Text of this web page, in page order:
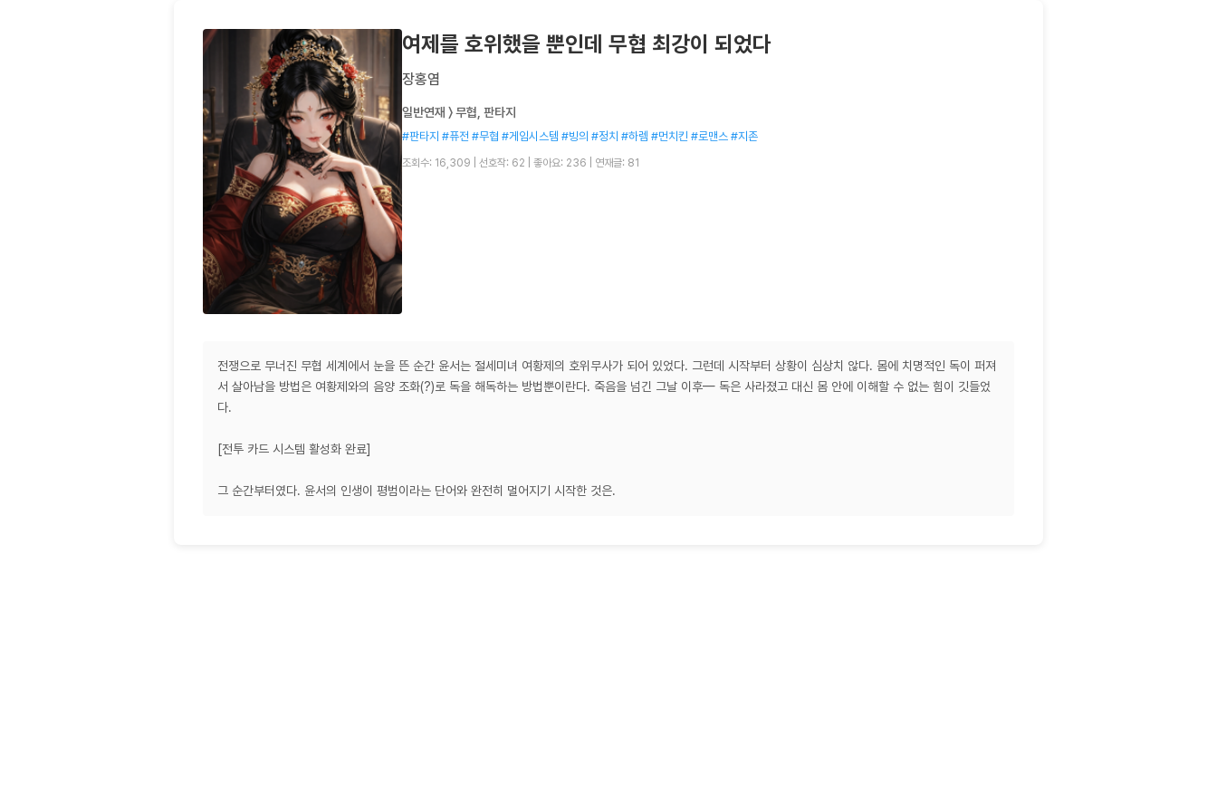
여제를 호위했을 뿐인데 무협 최강이 되었다
장홍염
일반연재 〉 무협, 판타지
#판타지 #퓨전 #무협 #게임시스템 #빙의 #정치 #하렘 #먼치킨 #로맨스 #지존
조회수: 16,309 선호작: 62 좋아요: 236 연재글: 81
전쟁으로 무너진 무협 세계에서 눈을 뜬 순간 윤서는 절세미녀 여황제의 호위무사가 되어 있었다. 그런데 시작부터 상황이 심상치 않다. 몸에 치명적인 독이 퍼져
서 살아남을 방법은 여황제와의 음양 조화(?)로 독을 해독하는 방법뿐이란다. 죽음을 넘긴 그날 이후— 독은 사라졌고 대신 몸 안에 이해할 수 없는 힘이 깃들었
다.
[전투 카드 시스템 활성화 완료]
그 순간부터였다. 윤서의 인생이 평범이라는 단어와 완전히 멀어지기 시작한 것은.